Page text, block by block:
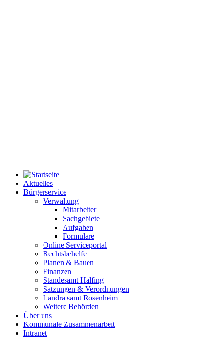
Aktuelles
Bürgerservice
Verwaltung
Mitarbeiter
Sachgebiete
Aufgaben
Formulare
Online Serviceportal
Rechtsbehelfe
Planen & Bauen
Finanzen
Standesamt Halfing
Satzungen & Verordnungen
Landratsamt Rosenheim
Weitere Behörden
Über uns
Kommunale Zusammenarbeit
Intranet